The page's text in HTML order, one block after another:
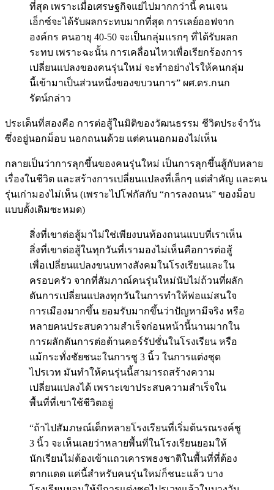
ที่สุด เพราะเมื่อเศรษฐกิจแย่ไปมากกว่านี้ คนเจน
เอ็กซ์จะได้รับผลกระทบมากที่สุด การเลย์ออฟจาก
องค์กร คนอายุ 40-50 จะเป็นกลุ่มแรกๆ ที่ได้รับผลก
ระทบ เพราะฉะนั้น การเคลื่อนไหวเพื่อเรียกร้องการ
เปลี่ยนแปลงของคนรุ่นใหม่ จะทำอย่างไรให้คนกลุ่ม
นี้เข้ามาเป็นส่วนหนึ่งของขบวนการ” ผศ.ดร.กนก
รัตน์กล่าว
ประเด็นที่สองคือ การต่อสู้ในมิติของวัฒนธรรม ชีวิตประจำวัน
ซึ่งอยู่นอกม็อบ นอกถนนด้วย แต่คนนอกมองไม่เห็น
กลายเป็นว่าการลุกขึ้นของคนรุ่นใหม่ เป็นการลุกขึ้นสู้กับหลาย
เรื่องในชีวิต และสร้างการเปลี่ยนแปลงที่เล็กๆ แต่สำคัญ และคน
รุ่นเก่ามองไม่เห็น (เพราะไปโฟกัสกับ “การลงถนน” ของม็อบ
แบบดั้งเดิมซะหมด)
สิ่งที่เขาต่อสู้มาไม่ใช่เพียงบนท้องถนนแบบที่เราเห็น
สิ่งที่เขาต่อสู้ในทุกวันที่เรามองไม่เห็นคือการต่อสู้
เพื่อเปลี่ยนแปลงขนบทางสังคมในโรงเรียนและใน
ครอบครัว จากที่สัมภาณ์คนรุ่นใหม่นับไม่ถ้วนที่ผลัก
ดันการเปลี่ยนแปลงทุกวันในการทำให้พ่อแม่สนใจ
การเมืองมากขึ้น ยอมรับมากขึ้นว่าปัญหามีจริง หรือ
หลายคนประสบความสำเร็จก่อนหน้านี้นานมากใน
การผลักดันการต่อต้านคอร์รัปชั่นในโรงเรียน หรือ
แม้กระทั่งชัยชนะในการชู 3 นิ้ว ในการแต่งชุด
ไปรเวท มันทำให้คนรุ่นนี้สามารถสร้างความ
เปลี่ยนแปลงได้ เพราะเขาประสบความสำเร็จใน
พื้นที่ที่เขาใช้ชีวิตอยู่
“ถ้าไปสัมภษณ์เด็กหลายโรงเรียนที่เริ่มต้นรณรงค์ชู
3 นิ้ว จะเห็นเลยว่าหลายพื้นที่ในโรงเรียนยอมให้
นักเรียนไม่ต้องเข้าแถวเคารพธงชาติในพื้นที่ที่ต้อง
ตากแดด แค่นี้สำหรับคนรุ่นใหม่ก็ชนะแล้ว บาง